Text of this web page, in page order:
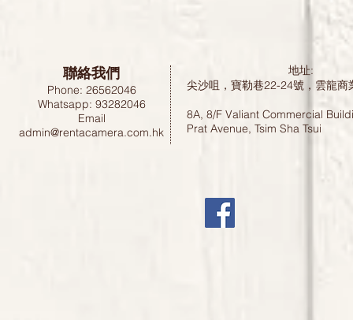
聯絡我們
Phone: 26562046
Whatsapp: 93282046
Email
admin@rentacamera.com.hk
地址:
尖沙咀，寶勒巷22-24號，雲龍
8A, 8/F Valiant Commercial
Prat Avenue, Tsim Sha Tsui